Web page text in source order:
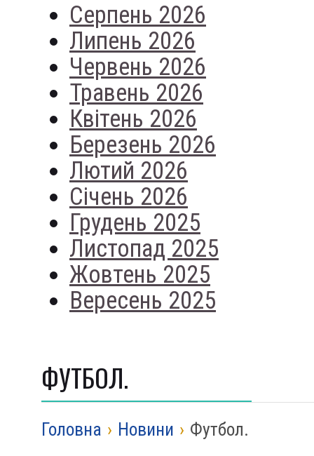
Серпень 2026
Липень 2026
Червень 2026
Травень 2026
Квітень 2026
Березень 2026
Лютий 2026
Січень 2026
Грудень 2025
Листопад 2025
Жовтень 2025
Вересень 2025
ФУТБОЛ.
Головна › Новини › Футбол.